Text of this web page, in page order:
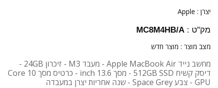
יצרן : Apple
מק"ט : MC8M4HB/A
מצב מוצר : מוצר חדש
מחשב נייד Apple MacBook Air - מעבד M3 - זיכרון 24GB -
דיסק קשיח 512GB SSD - מסך 13.6 inch - כרטיס מסך 10 Core
GPU - צבע Space Grey - שנה אחריות יצרן במעבדה